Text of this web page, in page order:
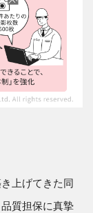
上げてきた同
質担保に真摯